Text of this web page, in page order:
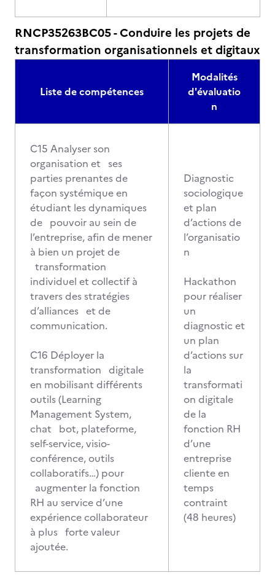
RNCP35263BC05 - Conduire les projets de
transformation organisationnels et digitaux
Liste de compétences
Modalités
d'évaluatio
n
C15 Analyser son
organisation et ses
parties prenantes de
façon systémique en
étudiant les dynamiques
de pouvoir au sein de
l’entreprise, afin de mener
à bien un projet de
transformation
individuel et collectif à
travers des stratégies
d’alliances et de
communication.
C16 Déployer la
transformation digitale
en mobilisant différents
outils (Learning
Management System,
chat bot, plateforme,
self-service, visio-
conférence, outils
collaboratifs…) pour
augmenter la fonction
RH au service d’une
expérience collaborateur
à plus forte valeur
ajoutée.
Diagnostic
sociologique
et plan
d’actions de
l’organisatio
n
Hackathon
pour réaliser
un
diagnostic et
un plan
d’actions sur
la
transformati
on digitale
de la
fonction RH
d’une
entreprise
cliente en
temps
contraint
(48 heures)